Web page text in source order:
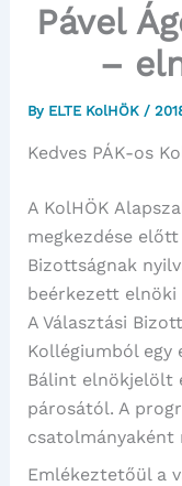
Pável
–
By ELTE KolHÖK /
Kedves PÁK-os
A KolHÖK
megkezdése
Bizottságnak
beérkezett
A Választási
Kollégiumból egy
Bálint elnökjelölt
párosától. A
csatolmányaként
Emlékeztetőül a